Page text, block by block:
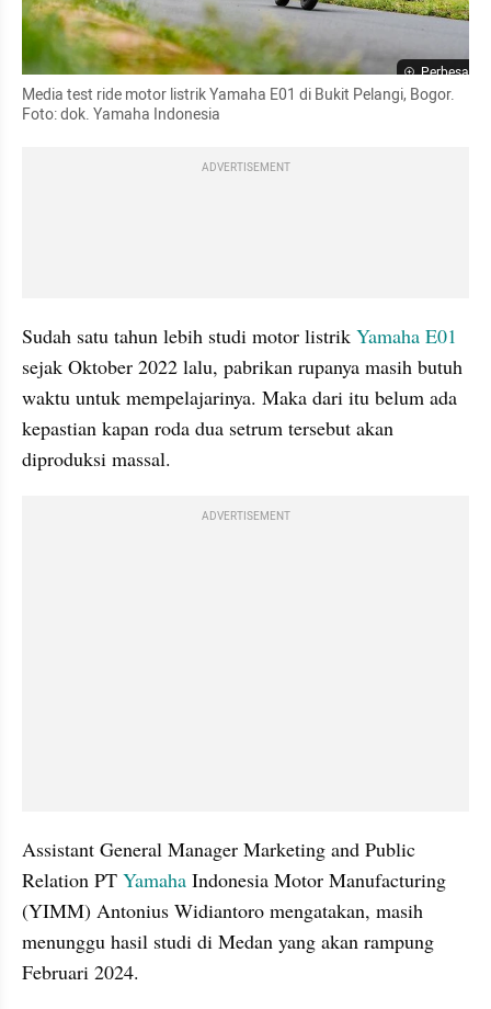
Perbesar
Media test ride motor listrik Yamaha E01 di Bukit Pelangi, Bogor.
Foto: dok. Yamaha Indonesia
ADVERTISEMENT
Sudah satu tahun lebih studi motor listrik Yamaha E01
sejak Oktober 2022 lalu, pabrikan rupanya masih butuh
waktu untuk mempelajarinya. Maka dari itu belum ada
kepastian kapan roda dua setrum tersebut akan
diproduksi massal.
ADVERTISEMENT
Assistant General Manager Marketing and Public
Relation PT Yamaha Indonesia Motor Manufacturing
(YIMM) Antonius Widiantoro mengatakan, masih
menunggu hasil studi di Medan yang akan rampung
Februari 2024.